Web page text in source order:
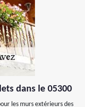
dans le 05300
les murs extérieurs des